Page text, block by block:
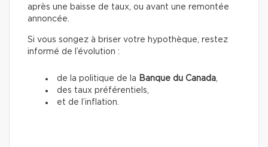
après une baisse de taux, ou avant une remontée
annoncée.
Si vous songez à briser votre hypothèque, restez
informé de l’évolution :
de la politique de la Banque du Canada,
des taux préférentiels,
et de l’inflation.